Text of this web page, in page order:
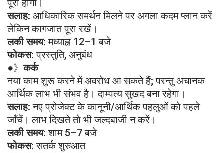
पूरी होंगी।
सलाह: आधिकारिक समर्थन मिलने पर अगला कदम प्लान करें
लेकिन कागजात पूरा रखें।
लकी समय: मध्याह्न 12–1 बजे
फोकस: प्रस्तुति, अनुबंध
●》कर्क
नया काम शुरू करने में अवरोध आ सकते हैं; परन्तु अचानक
आर्थिक लाभ भी संभव है। दाम्पत्य सुखद बना रहेगा।
सलाह: नए प्रोजेक्ट के कानूनी/आर्थिक पहलुओं को पहले
जाँचें। लाभ दिखते तो भी जल्दबाजी न करें।
लकी समय: शाम 5–7 बजे
फोकस: सतर्क शुरुआत